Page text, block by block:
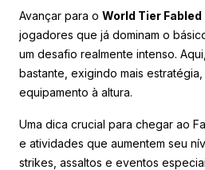
Avançar para o World Tier Fabled
jogadores que já dominam o
um desafio realmente intenso.
bastante, exigindo mais
equipamento à altura.
Uma dica crucial para chegar ao
e atividades que aumentem seu
strikes, assaltos e eventos